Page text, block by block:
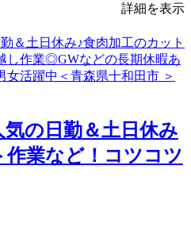
詳細を表示
気の日勤＆土日休み
作業など！コツコツ